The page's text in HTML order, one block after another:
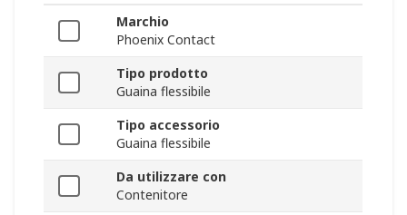
Marchio
Phoenix Contact
Tipo prodotto
Guaina flessibile
Tipo accessorio
Guaina flessibile
Da utilizzare con
Contenitore